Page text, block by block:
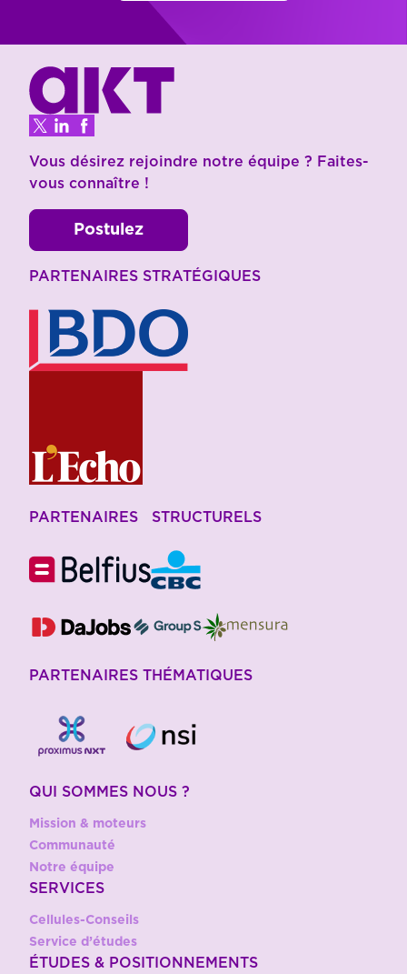
Vous désirez rejoindre notre équipe ? Faites-
vous connaître !
Postulez
PARTENAIRES STRATÉGIQUES
PARTENAIRES STRUCTURELS
PARTENAIRES THÉMATIQUES
QUI SOMMES NOUS ?
Mission & moteurs
Communauté
Notre équipe
SERVICES
Cellules-Conseils
Service d’études
ÉTUDES & POSITIONNEMENTS